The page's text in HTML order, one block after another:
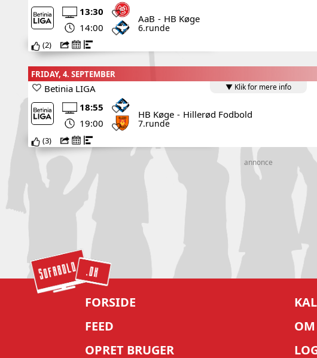
13:30
14:00
AaB - HB Køge
6.runde
(2)
FRIDAY, 4. SEPTEMBER
▼ Klik for mere info
Betinia LIGA
18:55
19:00
HB Køge - Hillerød Fodbold
7.runde
(3)
annonce
FORSIDE
FEED
OPRET BRUGER